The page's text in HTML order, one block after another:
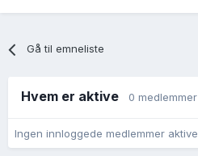
Gå til emneliste
Hvem er aktive 0 medlemmer
Ingen innloggede medlemmer aktive